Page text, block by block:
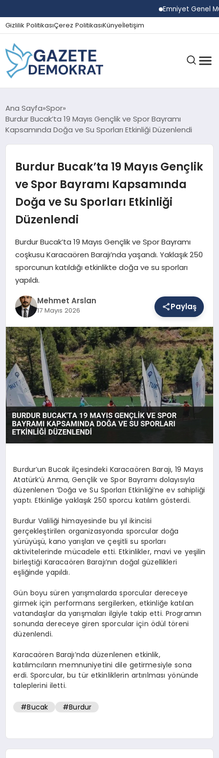
Emniyet Genel
Gizlilik PolitikasıÇerez PolitikasıKünyeİletişim
GÜNDEM
EKONOMI
SPOR
MAGAZIN
SAĞLIK
DÜNYA
YAŞAM
Ana Sayfa Spor
Burdur Bucak’ta 19 Mayıs Gençlik ve Spor Bayramı
Kapsamında Doğa ve Su Sporları Etkinliği Düzenlendi
Burdur Bucak’ta 19 Mayıs Gençlik
ve Spor Bayramı Kapsamında
Doğa ve Su Sporları Etkinliği
Düzenlendi
Burdur Bucak’ta 19 Mayıs Gençlik ve Spor Bayramı
coşkusu Karacaören Barajı’nda yaşandı. Yaklaşık 250
sporcunun katıldığı etkinlikte doğa ve su sporları
yapıldı.
Mehmet Arslan
17 Mayıs 2026 Paylaş
Burdur’un Bucak ilçesindeki Karacaören Barajı, 19 Mayıs
Atatürk’ü Anma, Gençlik ve Spor Bayramı dolayısıyla
düzenlenen ‘Doğa ve Su Sporları Etkinliği’ne ev sahipliği
yaptı. Etkinliğe yaklaşık 250 sporcu katılım gösterdi.
Burdur Valiliği himayesinde bu yıl ikincisi
gerçekleştirilen organizasyonda sporcular doğa
yürüyüşü, kano yarışları ve çeşitli su sporları
aktivitelerinde mücadele etti. Etkinlikler, mavi ve yeşilin
birleştiği Karacaören Barajı’nın doğal güzellikleri
eşliğinde yapıldı.
Gün boyu süren yarışmalarda sporcular dereceye
girmek için performans sergilerken, etkinliğe katılan
vatandaşlar da yarışmaları ilgiyle takip etti. Programın
sonunda dereceye giren sporcular için ödül töreni
düzenlendi.
Karacaören Barajı’nda düzenlenen etkinlik,
katılımcıların memnuniyetini dile getirmesiyle sona
erdi. Sporcular, bu tür etkinliklerin artırılması yönünde
taleplerini iletti.
#Bucak #Burdur